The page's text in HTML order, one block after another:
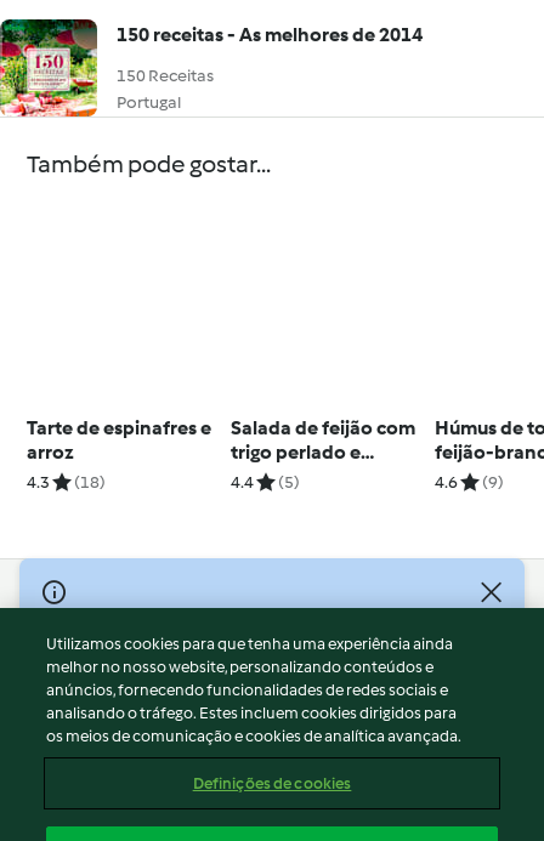
150 receitas - As melhores de 2014
150 Receitas
Portugal
Também pode gostar...
Tarte de espinafres e
arroz
4.3 (18)
Salada de feijão com
trigo perlado e
tomate
4.4 (5)
Húmus de
feijão-
4.6 (9)
© Copyright 2026
Termos de Utilização
Aviso sobre Proteção de Dados
Aviso
Apoio legal
Conteúdo do relatório
Utilizamos cookies para que tenha uma experiência ainda
melhor no nosso website, personalizando conteúdos e
anúncios, fornecendo funcionalidades de redes sociais e
analisando o tráfego. Estes incluem cookies dirigidos para
os meios de comunicação e cookies de analítica avançada.
Definições de cookies